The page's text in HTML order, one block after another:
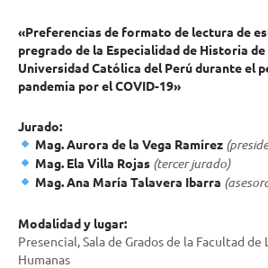
«Preferencias de formato de lectura de
pregrado de la Especialidad de Historia
Universidad Católica del Perú durante el
pandemia por el COVID-19»
Jurado:
Mag. Aurora de la Vega Ramírez
Mag. Ela Villa Rojas (tercer jurado)
Mag. Ana María Talavera Ibarra
Modalidad y lugar:
Presencial, Sala de Grados de la Facultad de
Humanas